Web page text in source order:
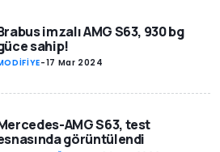
imzalı AMG S63, 930 bg
sahip!
-17 Mar 2024
AMG S63, test
görüntülendi